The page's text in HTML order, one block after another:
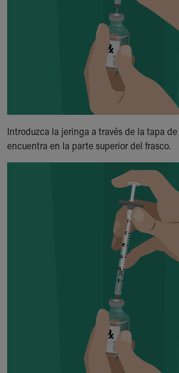
Introduzca la jeringa a través de la tapa
encuentra en la parte superior del frasco.